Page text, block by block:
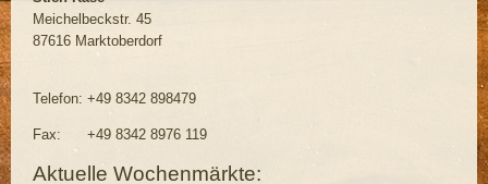
Meichelbeckstr. 45
87616 Marktoberdorf
Telefon: +49 8342 898479
Fax: +49 8342 8976 119
Aktuelle Wochenmärkte: